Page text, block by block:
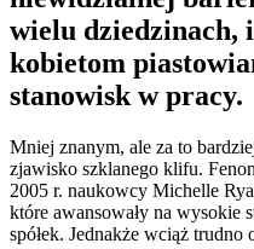
wielu dziedzinach,
kobietom
stanowisk w pracy.
Mniej znanym, ale za to
zjawisko szklanego klifu.
2005 r. naukowcy Michelle
które awansowały na wysokie
spółek. Jednakże wciąż trudno